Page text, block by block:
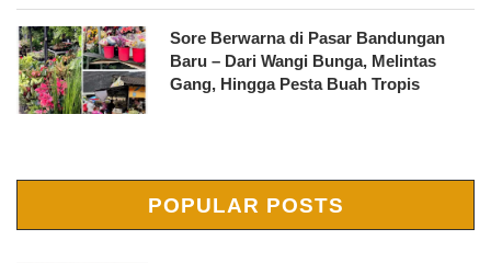
Sore Berwarna di Pasar Bandungan
Baru – Dari Wangi Bunga, Melintas
Gang, Hingga Pesta Buah Tropis
POPULAR POSTS